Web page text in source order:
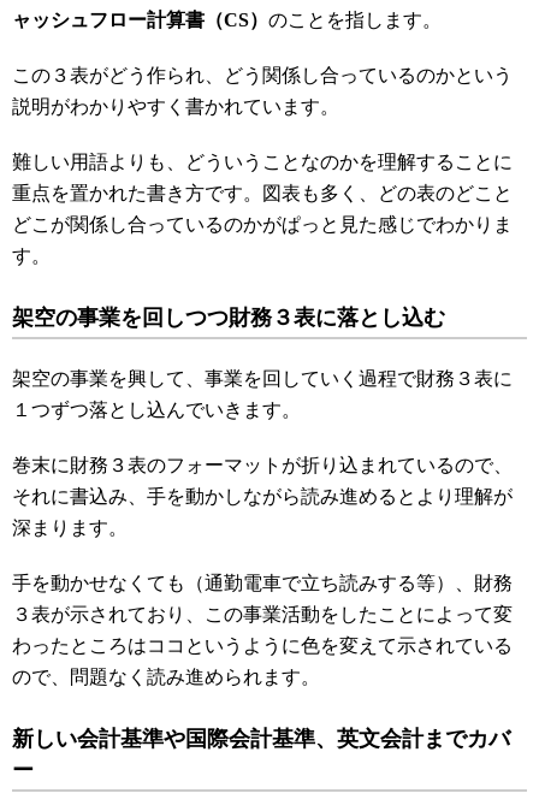
ャッシュフロー計算書（CS） のことを指します。
この３表がどう作られ、どう関係し合っているのかという
説明がわかりやすく書かれています。
難しい用語よりも、どういうことなのかを理解することに
重点を置かれた書き方です。図表も多く、どの表のどこと
どこが関係し合っているのかがぱっと見た感じでわかりま
す。
架空の事業を回しつつ財務３表に落とし込む
架空の事業を興して、事業を回していく過程で財務３表に
１つずつ落とし込んでいきます。
巻末に財務３表のフォーマットが折り込まれているので、
それに書込み、手を動かしながら読み進めるとより理解が
深まります。
手を動かせなくても（通勤電車で立ち読みする等）、財務
３表が示されており、この事業活動をしたことによって変
わったところはココというように色を変えて示されている
ので、問題なく読み進められます。
新しい会計基準や国際会計基準、英文会計までカバ
ー